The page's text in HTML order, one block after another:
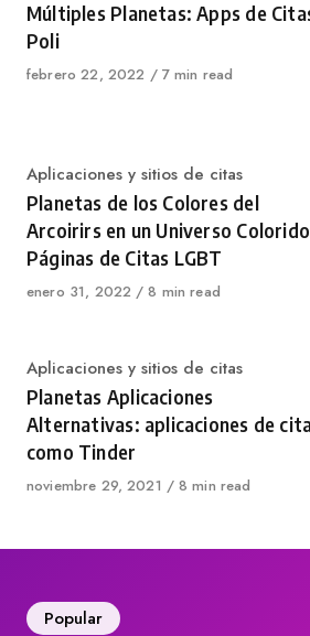
Múltiples Planetas: Apps de
Poli
Published
febrero 22, 2022 7 min read
Category
Aplicaciones y sitios de citas
Planetas de los Colores del
Arcoirirs en un Universo
Páginas de Citas LGBT
Published
enero 31, 2022 8 min read
Category
Aplicaciones y sitios de citas
Planetas Aplicaciones
Alternativas: aplicaciones de
como Tinder
Published
noviembre 29, 2021 8 min read
Popular